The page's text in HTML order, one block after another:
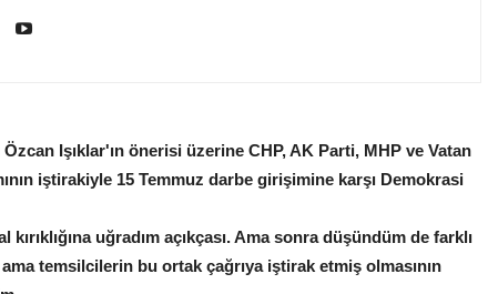
Işıklar'ın önerisi üzerine CHP, AK Parti, MHP ve Vatan
iştirakiyle 15 Temmuz darbe girişimine karşı Demokrasi
uğradım açıkçası. Ama sonra düşündüm de farklı
temsilcilerin bu ortak çağrıya iştirak etmiş olmasının